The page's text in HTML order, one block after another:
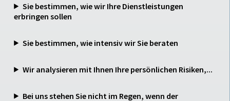
Sie bestimmen, wie wir Ihre Dienstleistungen
erbringen sollen
Sie bestimmen, wie intensiv wir Sie beraten
Wir analysieren mit Ihnen Ihre persönlichen Risiken,...
Bei uns stehen Sie nicht im Regen, wenn der